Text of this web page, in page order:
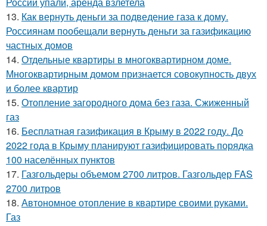
13. Как вернуть деньги за подведение газа к дому.
Россиянам пообещали вернуть деньги за газификацию
частных домов
14. Отдельные квартиры в многоквартирном доме.
Многоквартирным домом признается совокупность двух
и более квартир
15. Отопление загородного дома без газа. Сжиженный
газ
16. Бесплатная газификация в Крыму в 2022 году. До
2022 года в Крыму планируют газифицировать порядка
100 населённых пунктов
17. Газгольдеры объемом 2700 литров. Газгольдер FAS
2700 литров
18. Автономное отопление в квартире своими руками.
Газ